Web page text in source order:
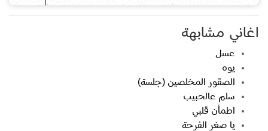
اغاني مشابهة
عسل
يوه
الصقور المخلصين (جلسة)
سلم عالحبيب
اطمأن قلبي
يا صغر الفرحة